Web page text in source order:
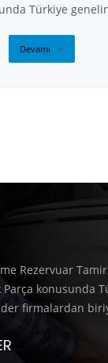
Türkiye
Devamı
Rezervuar
Parça konusunda
firmalardan